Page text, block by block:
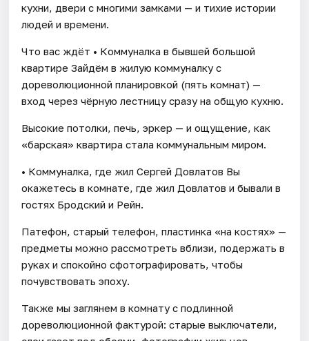
кухни, двери с многими замками — и тихие истории
людей и времени.
Что вас ждёт • Коммуналка в бывшей большой
квартире Зайдём в жилую коммуналку с
дореволюционной планировкой (пять комнат) —
вход через чёрную лестницу сразу на общую кухню.
Высокие потолки, печь, эркер — и ощущение, как
«барская» квартира стала коммунальным миром.
• Коммуналка, где жил Сергей Довлатов Вы
окажетесь в комнате, где жил Довлатов и бывали в
гостях Бродский и Рейн.
Патефон, старый телефон, пластинка «на костях» —
предметы можно рассмотреть вблизи, подержать в
руках и спокойно сфотографировать, чтобы
почувствовать эпоху.
Также мы заглянем в комнату с подлинной
дореволюционной фактурой: старые выключатели,